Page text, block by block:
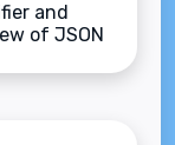
and
of JSON